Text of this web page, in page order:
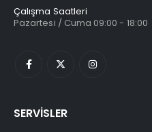
Çalışma Saatleri
Pazartesi / Cuma 09:00 - 18:00
SERVİSLER